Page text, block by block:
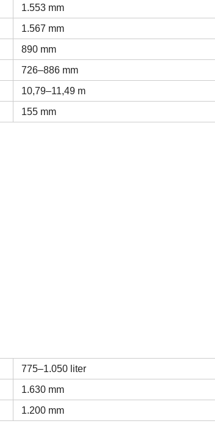
1.553 mm
1.567 mm
890 mm
726–886 mm
10,79–11,49 m
155 mm
775–1.050 liter
1.630 mm
1.200 mm